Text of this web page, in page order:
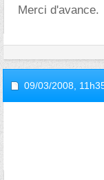
Merci d'avance.
09/03/2008,